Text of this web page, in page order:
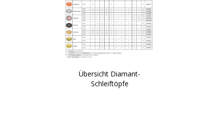
Übersicht Diamant-
Schleiftöpfe